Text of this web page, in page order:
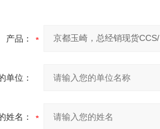
产品：
单位：
姓名：